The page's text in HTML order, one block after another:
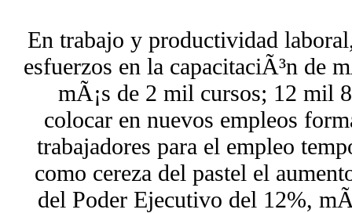
En trabajo y productividad
esfuerzos en la capacitaciÃ³n de
mÃ¡s de 2 mil cursos; 12 mil
colocar en nuevos empleos
trabajadores para el empleo
como cereza del pastel el
del Poder Ejecutivo del 12%,